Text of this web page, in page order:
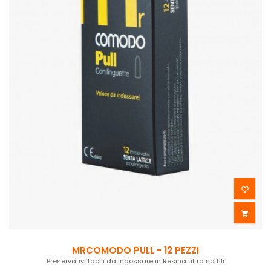


MRCOMODO PULL - 12 PEZZI
Preservativi facili da indossare in Resina ultra sottili